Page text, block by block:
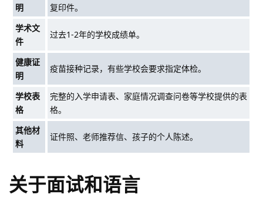
明
复印件。
学术文
件
过去1-2年的学校成绩单。
健康证
明
疫苗接种记录，有些学校会要求指定体检。
学校表
格
完整的入学申请表、家庭情况调查问卷等学校提供的表
格。
其他材
料
证件照、老师推荐信、孩子的个人陈述。
关于面试和语言